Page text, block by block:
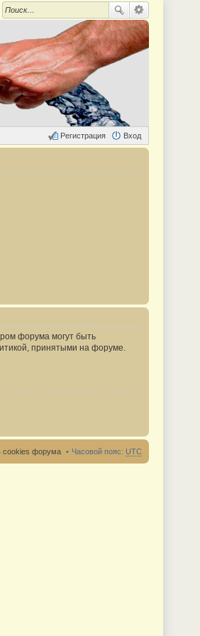
Вход
Регистрация
форума могут быть
принятыми на форуме.
Часовой пояс: UTC
cookies форума